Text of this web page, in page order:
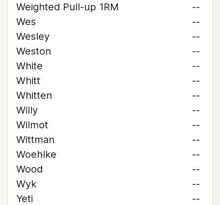
Weighted Pull-up 1RM
--
Wes
--
Wesley
--
Weston
--
White
--
Whitt
--
Whitten
--
Willy
--
Wilmot
--
Wittman
--
Woehlke
--
Wood
--
Wyk
--
Yeti
--